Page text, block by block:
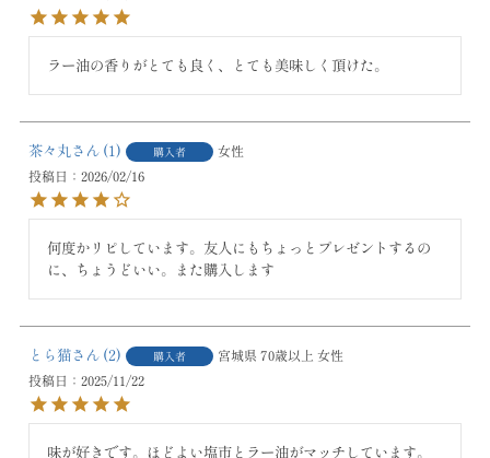
ラー油の香りがとても良く、とても美味しく頂けた。
茶々丸 1 購入者
女性
投稿日
2026/02/16
何度かリピしています。友人にもちょっとプレゼントするの
に、ちょうどいい。また購入します
とら猫 2 購入者 宮城県 70歳以上 女性
投稿日
2025/11/22
味が好きです。ほどよい塩市とラー油がマッチしています。